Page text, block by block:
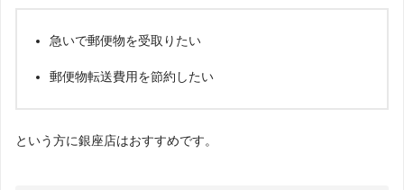
急いで郵便物を受取りたい
郵便物転送費用を節約したい
という方に銀座店はおすすめです。